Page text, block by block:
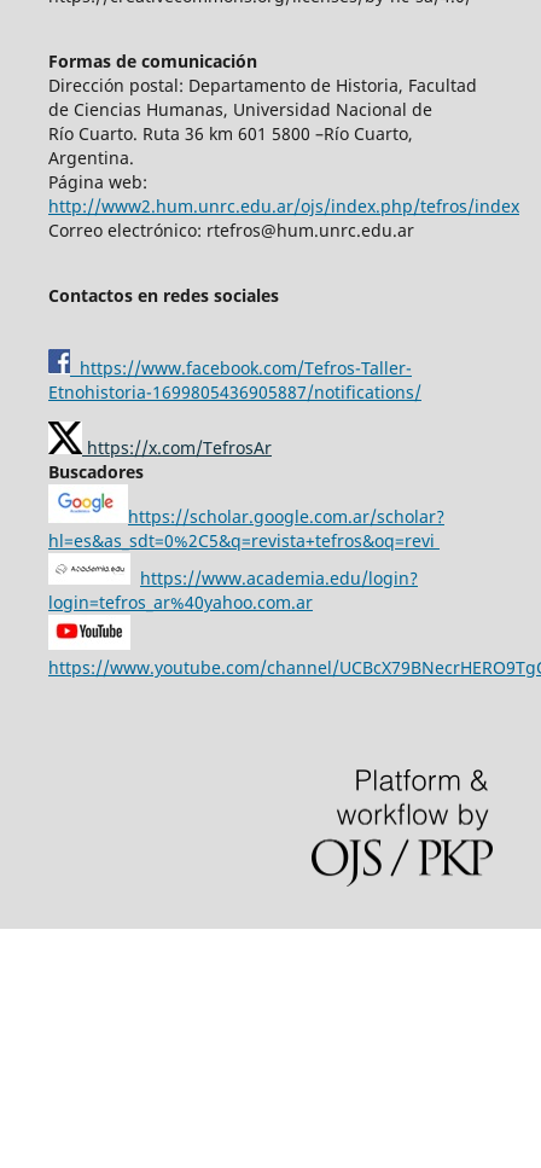
Formas de comunicación
Dirección postal: Departamento de Historia, Facultad
de Ciencias Humanas, Universidad Nacional de
Río Cuarto. Ruta 36 km 601 5800 –Río Cuarto,
Argentina.
Página web:
http://www2.hum.unrc.edu.ar/ojs/index.php/tefros/index
Correo electrónico: rtefros@hum.unrc.edu.ar
Contactos en redes sociales
https://www.facebook.com/Tefros-Taller-
Etnohistoria-1699805436905887/notifications/
https://x.com/TefrosAr
Buscadores
https://scholar.google.com.ar/scholar?
hl=es&as_sdt=0%2C5&q=revista+tefros&oq=revi
https://www.academia.edu/login?
login=tefros_ar%40yahoo.com.ar
https://www.youtube.com/channel/